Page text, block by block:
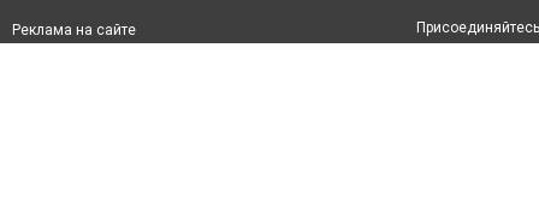
Реклама на сайте